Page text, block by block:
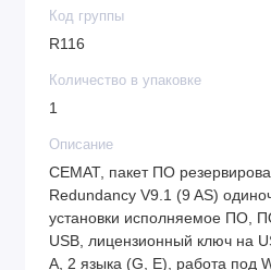
Код группы
R116
Количество в упаковке
1
Описание
CEMAT, пакет ПО
Redundancy V9.1 (9 AS)
установки исполняемое ПО,
USB, лицензионный ключ на
A, 2 языка (G, E), работа под